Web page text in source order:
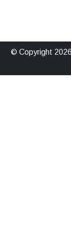
© Copyright 2026